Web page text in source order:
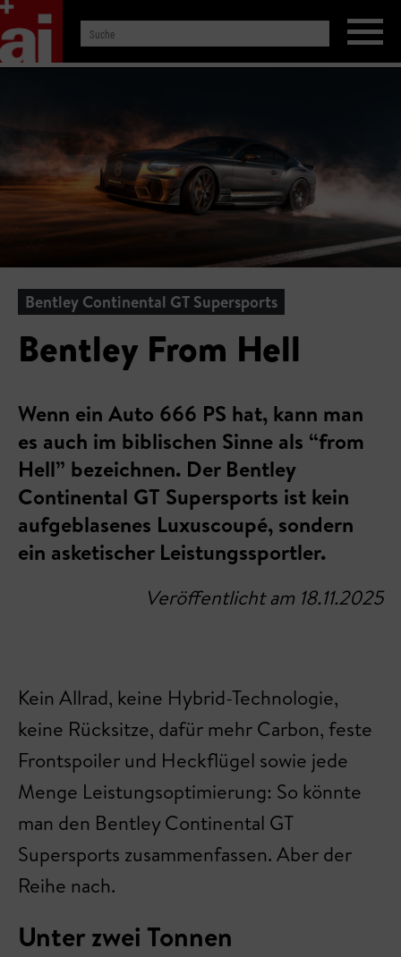
Bentley Continental GT Supersports
Bentley From Hell
Wenn ein Auto 666 PS hat, kann man
es auch im biblischen Sinne als “from
Hell” bezeichnen. Der Bentley
Continental GT Supersports ist kein
aufgeblasenes Luxuscoupé, sondern
ein asketischer Leistungssportler.
Veröffentlicht am 18.11.2025
Kein Allrad, keine Hybrid-Technologie,
keine Rücksitze, dafür mehr Carbon, feste
Frontspoiler und Heckflügel sowie jede
Menge Leistungsoptimierung: So könnte
man den Bentley Continental GT
Supersports zusammenfassen. Aber der
Reihe nach.
Unter zwei Tonnen